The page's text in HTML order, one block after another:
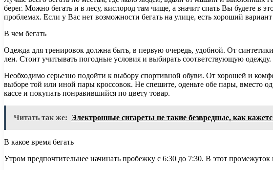
берег. Можно бегать и в лесу, кислород там чище, а значит спать Вы будете в
проблемах. Если у Вас нет возможности бегать на улице, есть хороший
В чем бегать
Одежда для тренировок должна быть, в первую очередь, удобной. От
лен. Стоит учитывать погодные условия и выбирать соответствующую одежду.
Необходимо серьезно подойти к выбору спортивной обуви. От хорошей и
выборе той или иной пары кроссовок. Не спешите, оденьте обе пары, вместо
кассе и покупать понравившийся по цвету товар.
Читать так же: Электронные сигареты не такие безвредные, как
В какое время бегать
Утром предпочтительнее начинать пробежку с 6:30 до 7:30. В этот